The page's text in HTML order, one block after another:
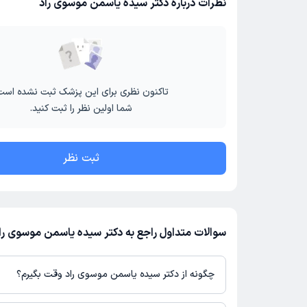
نظرات درباره دکتر سیده یاسمن موسوی راد
تاکنون نظری برای این پزشک ثبت نشده
شما اولین نظر را ثبت کنید.
ثبت نظر
سوالات متداول راجع به دکتر سیده یاسمن موسوی
چگونه از دکتر سیده یاسمن موسوی راد وقت بگیرم؟
در صورتی کهدکتر سیده یاسمن موسوی راددارای پروفایل فعال و